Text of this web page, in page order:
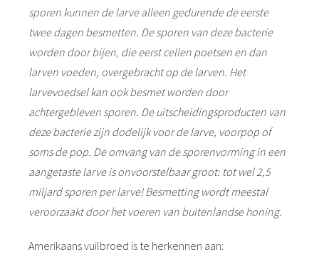
sporen kunnen de larve alleen gedurende de eerste
twee dagen besmetten. De sporen van deze bacterie
worden door bijen, die eerst cellen poetsen en dan
larven voeden, overgebracht op de larven. Het
larvevoedsel kan ook besmet worden door
achtergebleven sporen. De uitscheidingsproducten van
deze bacterie zijn dodelijk voor de larve, voorpop of
soms de pop. De omvang van de sporenvorming in een
aangetaste larve is onvoorstelbaar groot: tot wel 2,5
miljard sporen per larve! Besmetting wordt meestal
veroorzaakt door het voeren van buitenlandse honing.
Amerikaans vuilbroed is te herkennen aan: